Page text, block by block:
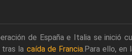
de España e Italia se inició
tras la caída de Francia.Para ello, en